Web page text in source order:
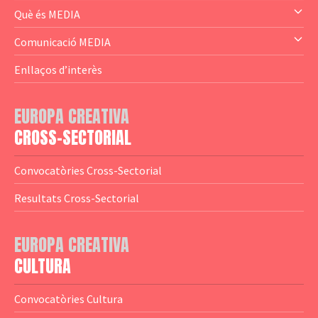
— Audience Cluster
— Altres
Què és MEDIA
— El subprograma MEDIA
— Agència Executiva
— Logotips
Comunicació MEDIA
— Estrenes a Catalunya
— Notícies
— Guies MEDIA
— Altres Guies
— Presentacions
— Estudis
— Anuaris
Enllaços d’interès
EUROPA CREATIVA
CROSS-SECTORIAL
Convocatòries Cross-Sectorial
Resultats Cross-Sectorial
EUROPA CREATIVA
CULTURA
Convocatòries Cultura